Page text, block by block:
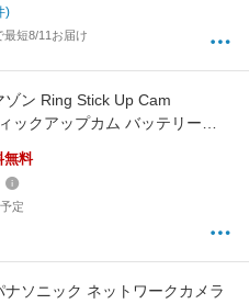
)
最短8/11お届け
ゾン Ring Stick Up Cam
ックアップカム バッテリー）
守り可能なクラウドホームセキ
内外で使える充電式カメラ - ブ
[無線 /暗視対応 /屋外対応]
無料
定
ナソニック ネットワークカメラ